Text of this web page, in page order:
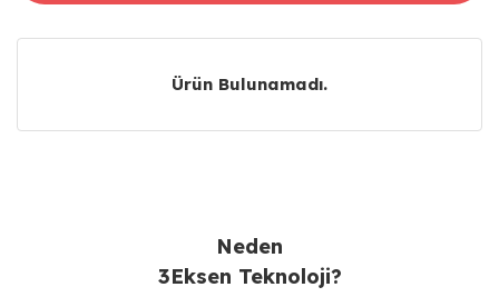
Ürün Bulunamadı.
Neden
3Eksen Teknoloji?